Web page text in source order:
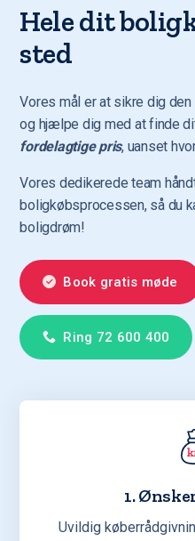
Hele dit
sted
Vores mål er at sikre dig
og hjælpe dig med at finde
fordelagtige pris, uanset
Vores dedikerede team
boligkøbsprocessen, så du
boligdrøm!
Book gratis møde
Ring 72 600 400
1.
Uvildig